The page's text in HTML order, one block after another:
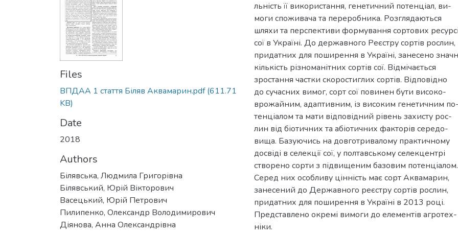
Files
ВПДАА 1 стаття Біляв Аквамарин.pdf(611.71
KB)
Date
2018
Authors
Білявська, Людмила Григорівна
Білявський, Юрій Вікторович
Васецький, Юрій Петрович
Пилипенко, Олександр Володимирович
Діянова, Анна Олександрівна
льність її використання, генетичний потенціал, ви-
моги споживача та переробника. Розглядаються
шляхи та перспективи формування сортових
сої в Україні. До державного Реєстру сортів рослин,
придатних для поширення в Україні, занесено
кількість різноманітних сортів сої. Відмічається
зростання частки скоростиглих сортів. Відповідно
до сучасних вимог, сорт сої повинен бути високо-
врожайним, адаптивним, із високим генетичним по-
тенціалом та мати відповідний рівень захисту рос-
лин від біотичних та абіотичних факторів середо-
вища. Базуючись на довготривалому практичному
досвіді в селекції сої, у полтавському селекцентрі
створено сорти з підвищеним базовим потенціалом.
Серед них особливу цінність має сорт Аквамарин,
занесений до Державного реєстру сортів рослин,
придатних для поширення в Україні в 2013 році.
Представлено окремі вимоги до елементів агротех-
ніки.